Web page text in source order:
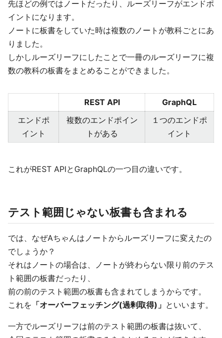
先ほどの例ではノートだったり、ルーズリーフがエンドポ
イントになります。
ノートに板書をしていた時は複数のノートが教科ごとにあ
りました。
しかしルーズリーフにしたことで一冊のルーズリーフに複
数の教科の板書をまとめることができました。
REST API
GraphQL
エンドポ
イント
複数のエンドポイン
トがある
１つのエンドポ
イント
これがREST APIとGraphQLの一つ目の違いです。
テスト範囲じゃない板書も含まれる
では、なぜAちゃんはノートからルーズリーフに変えたの
でしょうか？
それはノートの場合は、ノートが終わらない限り前のテス
ト範囲の板書だったり、
前の前のテスト範囲の板書も含まれてしまうからです。
これを 「オーバーフェッチング(過剰取得)」 といいます。
一方でルーズリーフは前のテスト範囲の板書は抜いて、